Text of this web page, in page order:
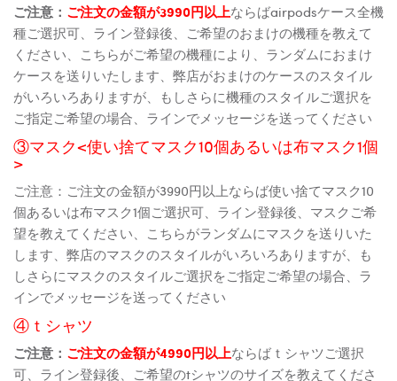
ご注意： ご注文の金額が3990円以上ならばairpodsケース全機
種ご選択可、ライン登録後、ご希望のおまけの機種を教えて
ください、こちらがご希望の機種により、ランダムにおまけ
ケースを送りいたします、弊店がおまけのケースのスタイル
がいろいろありますが、もしさらに機種のスタイルご選択を
ご指定ご希望の場合、ラインでメッセージを送ってください
③マスク<使い捨てマスク10個あるいは布マスク1個
>
ご注意：ご注文の金額が3990円以上ならば使い捨てマスク10
個あるいは布マスク1個ご選択可、ライン登録後、マスクご希
望を教えてください、こちらがランダムにマスクを送りいた
します、弊店のマスクのスタイルがいろいろありますが、も
しさらにマスクのスタイルご選択をご指定ご希望の場合、ラ
インでメッセージを送ってください
④ｔシャツ
ご注意： ご注文の金額が4990円以上ならばｔシャツご選択
可、ライン登録後、ご希望のtシャツのサイズを教えてくださ